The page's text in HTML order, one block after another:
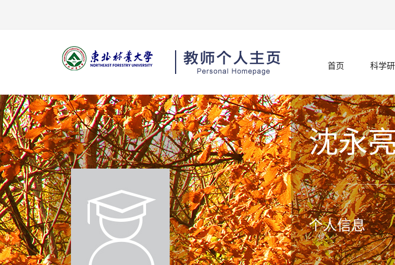
首页 科学
沈永
个人信息